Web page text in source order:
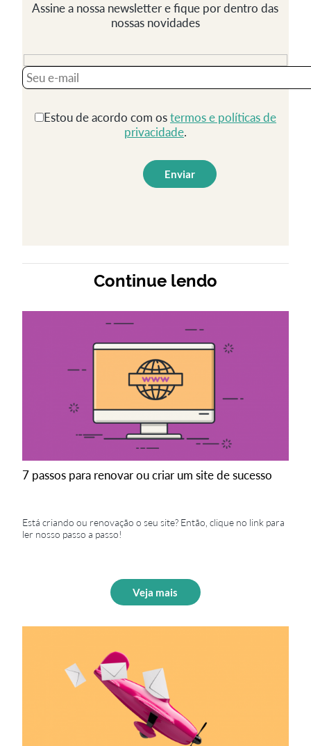
Assine a nossa newsletter e fique por dentro das
nossas novidades
Estou de acordo com ostermos e políticas de
privacidade.
Continue lendo
7 passos para renovar ou criar um site de sucesso
Está criando ou renovação o seu site? Então, clique no link para
ler nosso passo a passo!
Veja mais